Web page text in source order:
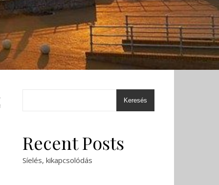
Keresés
Recent Posts
Síelés, kikapcsolódás